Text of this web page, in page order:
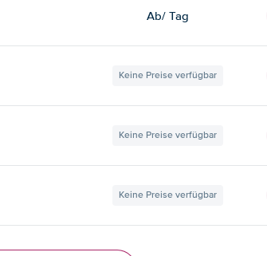
Ab/ Tag
Keine Preise verfügbar
Keine Preise verfügbar
Keine Preise verfügbar